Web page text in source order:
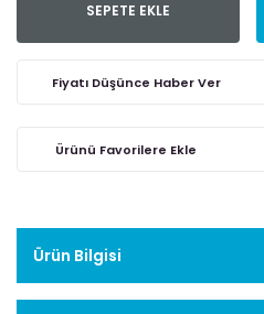
SEPETE EKLE
Fiyatı Düşünce Haber Ver
Ürün Bilgisi